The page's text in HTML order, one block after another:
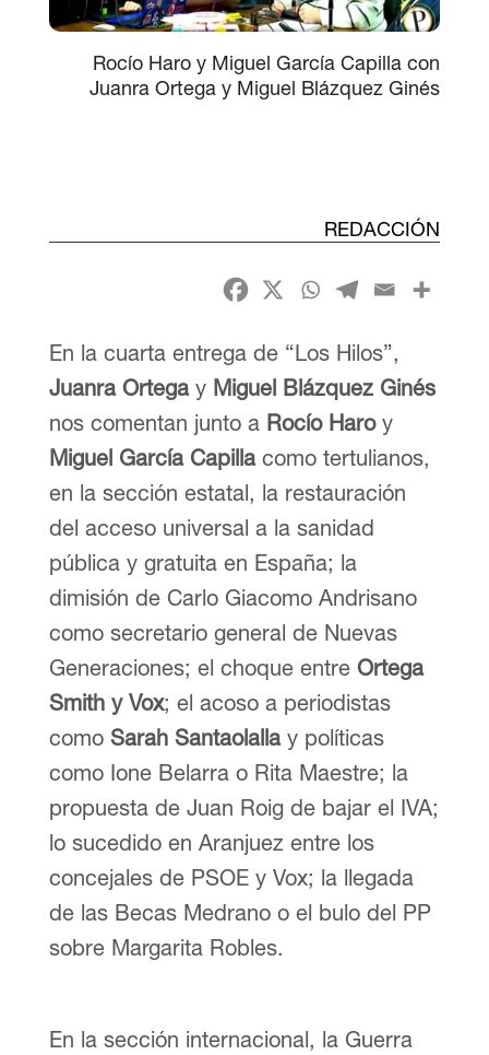
Rocío Haro y Miguel García Capilla con
Juanra Ortega y Miguel Blázquez Ginés
REDACCIÓN
En la cuarta entrega de “Los Hilos”,
Juanra Ortega y Miguel Blázquez Ginés
nos comentan junto a Rocío Haro y
Miguel García Capillacomo tertulianos,
en la sección estatal, la restauración
del acceso universal a la sanidad
pública y gratuita en España; la
dimisión de Carlo Giacomo Andrisano
como secretario general de Nuevas
Generaciones; el choque entre Ortega
Smith y Vox; el acoso a periodistas
como Sarah Santaolallay políticas
como Ione Belarra o Rita Maestre; la
propuesta de Juan Roig de bajar el IVA;
lo sucedido en Aranjuez entre los
concejales de PSOE y Vox; la llegada
de las Becas Medrano o el bulo del PP
sobre Margarita Robles.
En la sección internacional, la Guerra